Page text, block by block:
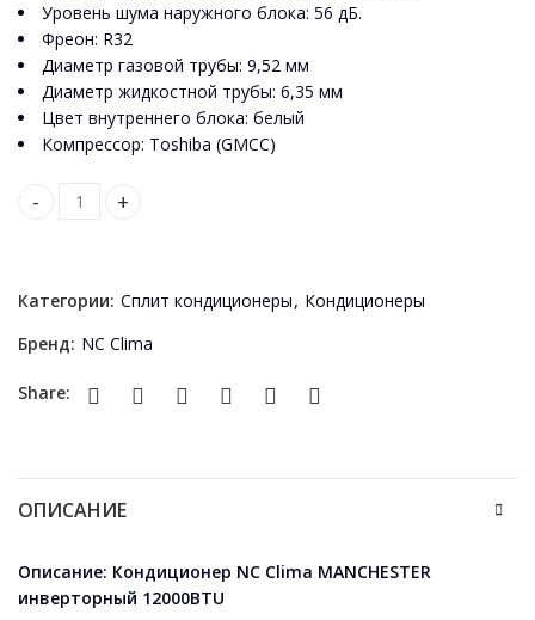
Уровень шума наружного блока: 56 дБ.
Фреон: R32
Диаметр газовой трубы: 9,52 мм
Диаметр жидкостной трубы: 6,35 мм
Цвет внутреннего блока: белый
Компрессор: Toshiba (GMCC)
Conditioner NC Clima MANCHESTER inverter 12000BTU
Категории: Сплит кондиционеры, Кондиционеры
Бренд: NC Clima
Share:
ОПИСАНИЕ
Описание: Кондиционер NC Clima MANCHESTER
инверторный 12000BTU